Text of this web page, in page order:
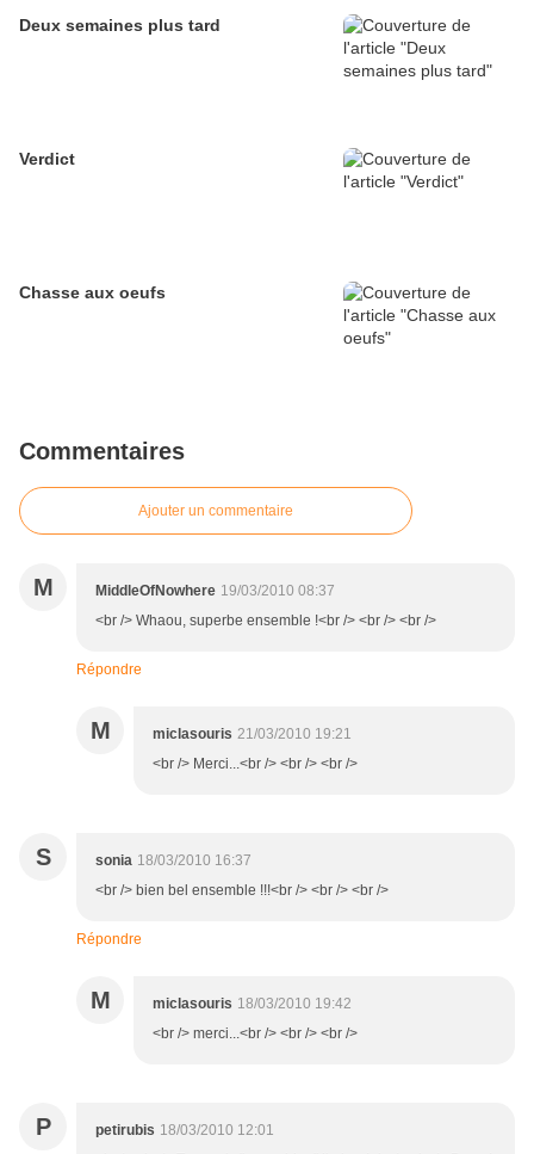
Deux semaines plus tard
Verdict
Chasse aux oeufs
Commentaires
Ajouter un commentaire
M MiddleOfNowhere 19/03/2010 08:37
<br /> Whaou, superbe ensemble !<br /> <br /> <br />
Répondre
M miclasouris 21/03/2010 19:21
<br /> Merci...<br /> <br /> <br />
S sonia 18/03/2010 16:37
<br /> bien bel ensemble !!!<br /> <br /> <br />
Répondre
M miclasouris 18/03/2010 19:42
<br /> merci...<br /> <br /> <br />
P petirubis 18/03/2010 12:01